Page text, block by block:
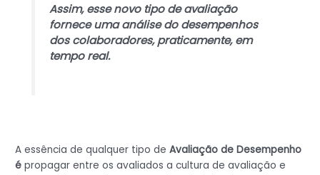
Assim, esse novo tipo de avaliação
fornece uma análise do desempenhos
dos colaboradores, praticamente, em
tempo real.
A essência de qualquer tipo deAvaliação de Desempenho
é propagar entre os avaliados a cultura de avaliação e